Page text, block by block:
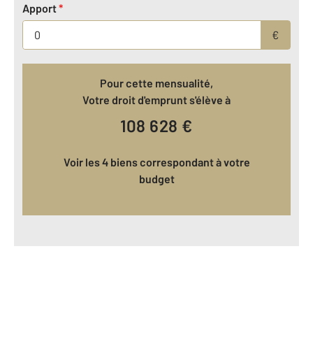
Apport*
€
Pour cette mensualité,
Votre droit d'emprunt s'élève à
108 628 €
Voir les 4 biens correspondant à votre
budget